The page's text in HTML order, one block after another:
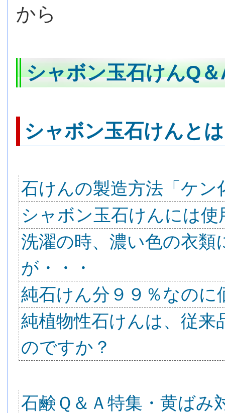
から
シャボン玉石けんQ
シャボン玉石けんと
石けんの製造方法「ケン
シャボン玉石けんには
洗濯の時、濃い色の衣
が・・・
純石けん分９９％なの
純植物性石けんは、従来
のですか？
石鹸Ｑ＆Ａ特集・黄ばみ